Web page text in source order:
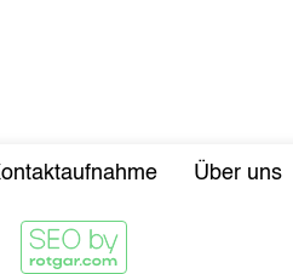
Über uns